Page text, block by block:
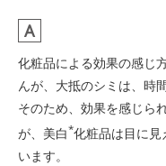
化粧品による効果の感じ
んが、大抵のシミは、時
そのため、効果を感じら
が、美白*化粧品は目に見
います。